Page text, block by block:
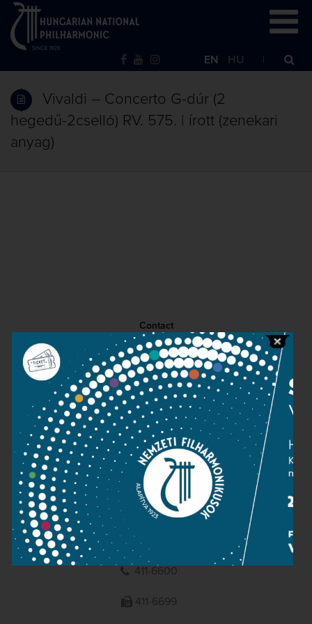
EN HU
Vivaldi – Concerto G-dúr (2
hegedű-2cselló) RV. 575. | írott (zenekari
anyag)
Contact
Public information
Press room
Terms and privacy
Imprint
NATIONAL PHILHARMONIC
1095 Budapest, Komor Marcell u. 1. (Müpa)
411-6600
411-6699